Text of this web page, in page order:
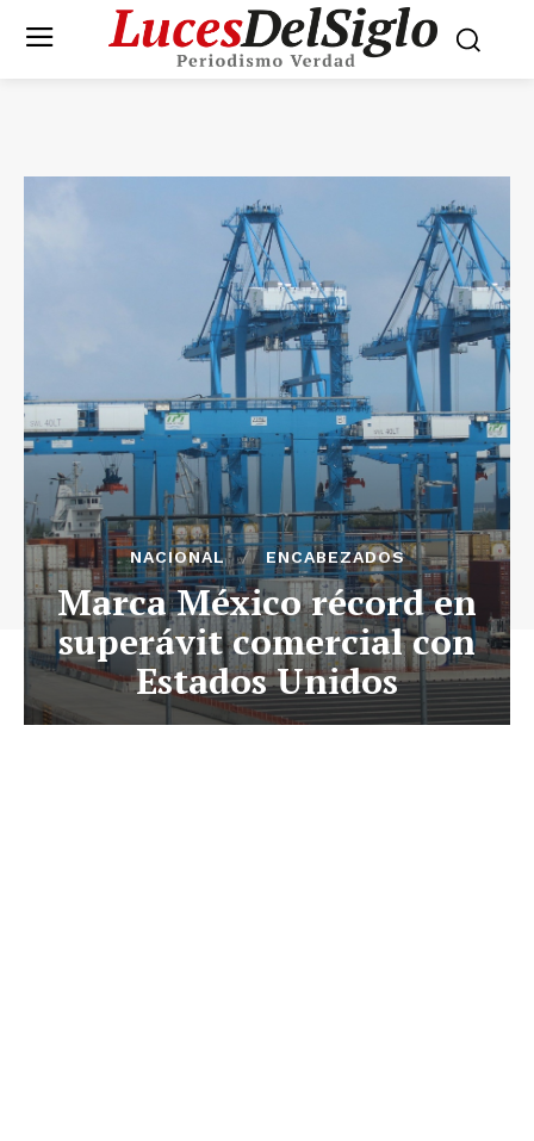
NACIONAL ENCABEZADOS
Marca México récord en
superávit comercial con
Estados Unidos